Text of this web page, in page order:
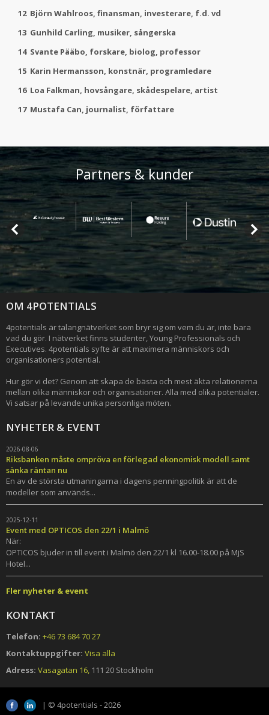
12 Björn Wahlroos, finansman, investerare, f.d. vd
13 Gunhild Carling, musiker, sångerska
14 Svante Pääbo, forskare, biolog, professor
15 Karin Hermansson, konstnär, programledare
16 Loa Falkman, hovsångare, skådespelare, artist
17 Mustafa Can, journalist, författare
Partners & kunder
OM 4POTENTIALS
4potentials är talangnätverket som bryr sig om vem du är, inte bara
vad du gör. I nätverket finns studenter, Young Professionals och
Executives. 4potentials syfte är att maximera människors och
organisationers potential.
Hur gör vi det? Genom att skapa de bästa och mest äkta relationerna
mellan olika människor och organisationer. Alla med olika potentialer.
Vi satsar på levande unika personliga möten.
NYHETER & EVENT
2026-08-06
Riksbanken måste ompröva en förlegad ekonomisk modell samt
sänka räntan nu
En av de största utmaningarna i dagens penningpolitik är att de
modeller som används...
2025-12-11
Event med OPTICOS den 22/1 i Malmö
När:
OPTICOS bjuder in till event i Malmö den 22/1 kl 16.00-18.00 på MjS
Hotel...
Fler nyheter & event
KONTAKT
Telefon: +46 73 684 70 27
Kontaktuppgifter: Visa alla
Adress: Vasagatan 16, 111 20 Stockholm
| © 4potentials - 2026